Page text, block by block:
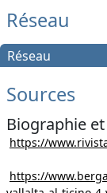
Réseau
Réseau
Sources
Biographie
https://
https://